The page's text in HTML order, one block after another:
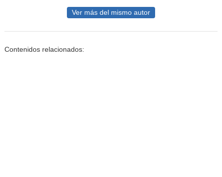
Ver más del mismo autor
Contenidos relacionados: